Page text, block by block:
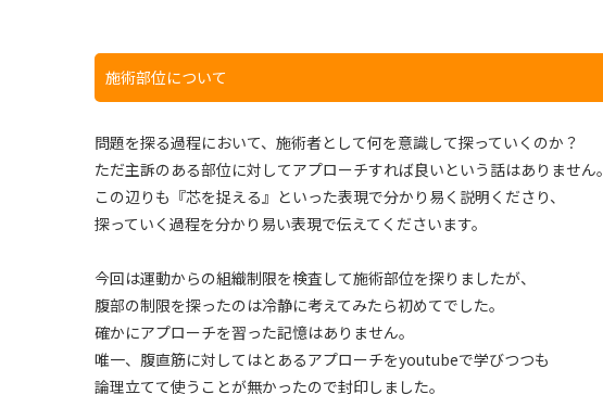
施術部位について
問題を探る過程において、施術者として何を意識して探っていくのか？
ただ主訴のある部位に対してアプローチすれば良いという話はありません。
この辺りも『芯を捉える』といった表現で分かり易く説明くださり、
探っていく過程を分かり易い表現で伝えてくださいます。
今回は運動からの組織制限を検査して施術部位を探りましたが、
腹部の制限を探ったのは冷静に考えてみたら初めてでした。
確かにアプローチを習った記憶はありません。
唯一、腹直筋に対してはとあるアプローチをyoutubeで学びつつも
論理立てて使うことが無かったので封印しました。